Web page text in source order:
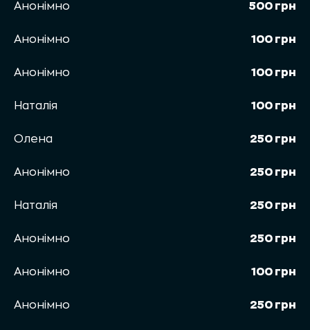
Анонімно 500 грн
Анонімно 100 грн
Анонімно 100 грн
Наталія 100 грн
Олена 250 грн
Анонімно 250 грн
Наталія 250 грн
Анонімно 250 грн
Анонімно 100 грн
Анонімно 250 грн